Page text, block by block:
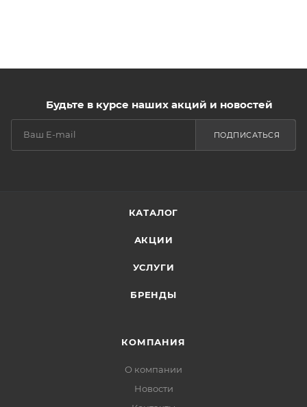
Будьте в курсе наших акций и новостей
ПОДПИСАТЬСЯ
КАТАЛОГ
АКЦИИ
УСЛУГИ
БРЕНДЫ
КОМПАНИЯ
О компании
Новости